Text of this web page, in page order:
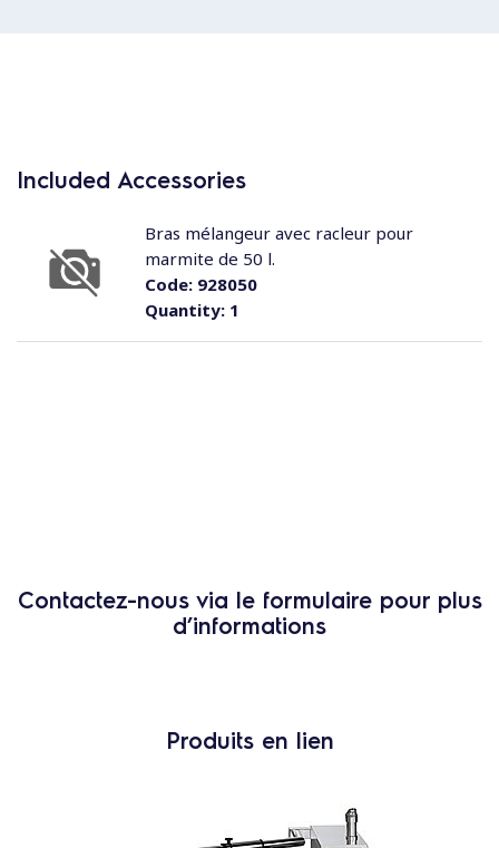
Included Accessories
Quantity:1
Code:928050
Bras mélangeur avec racleur pour
marmite de 50 l.
Contactez-nous via le formulaire pour plus
d’informations
Produits en lien